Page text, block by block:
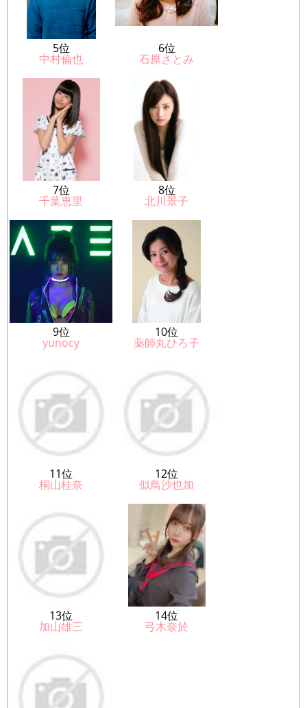
5位
中村倫也
6位
石原さとみ
7位
千葉恵里
8位
北川景子
9位
yunocy
10位
薬師丸ひろ子
11位
桐山桂奈
12位
似鳥沙也加
13位
加山雄三
14位
弓木奈於